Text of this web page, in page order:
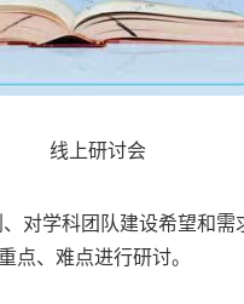
线上研讨会
对学科团队建设希望和
点、难点进行研讨。